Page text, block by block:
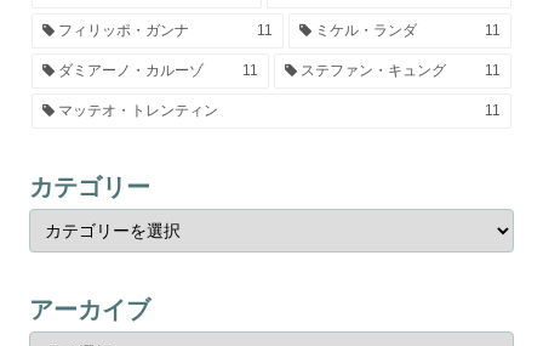
フィリッポ・ガンナ 11 ミケル・ランダ 11
ダミアーノ・カルーゾ 11 ステファン・キュング 11
マッテオ・トレンティン 11
カテゴリー
アーカイブ